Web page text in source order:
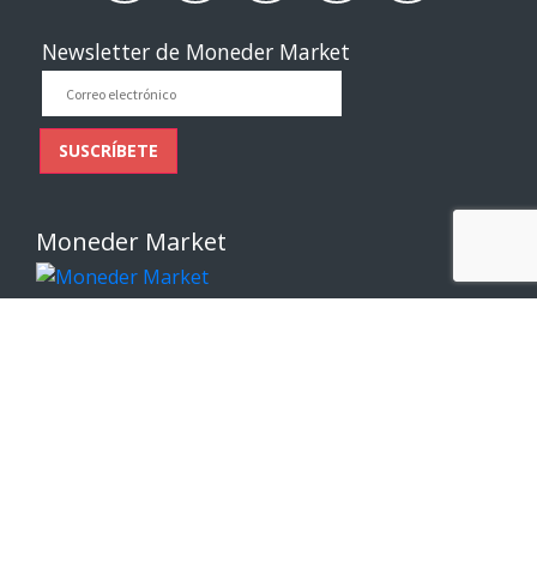
Newsletter de Moneder Market
Correo
electrónico
SUSCRÍBETE
Moneder Market